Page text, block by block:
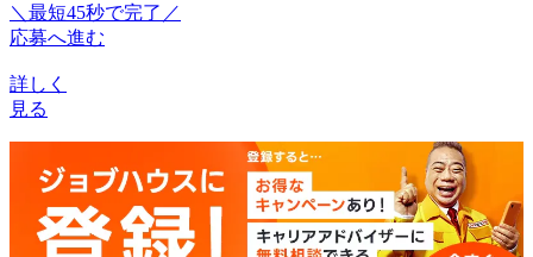
＼最短45秒で完了／
応募へ進む
詳しく
見る